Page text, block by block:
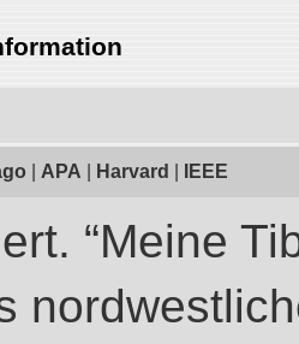
APA Harvard IEEE
“Meine